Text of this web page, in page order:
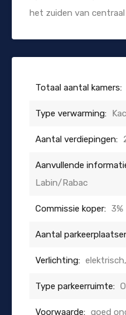
het zuiden van
Totaal aantal kamers:
Type verwarming:
Aantal verdiepingen:
Aanvullende
Labin/Rabac
Commissie koper: 3%
Aantal
Verlichting:
Type parkeerruimte:
Voorwaarde: goed